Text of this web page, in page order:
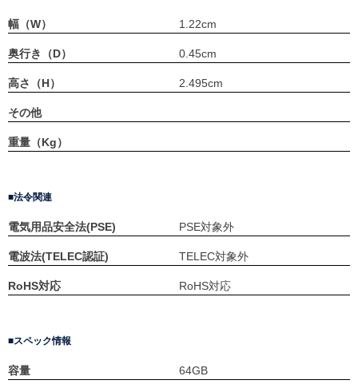
幅（W） 1.22cm
奥行き（D） 0.45cm
高さ（H） 2.495cm
その他
重量（Kg）
法令関連
電気用品安全法(PSE) PSE対象外
電波法(TELEC認証) TELEC対象外
RoHS対応 RoHS対応
スペック情報
容量 64GB